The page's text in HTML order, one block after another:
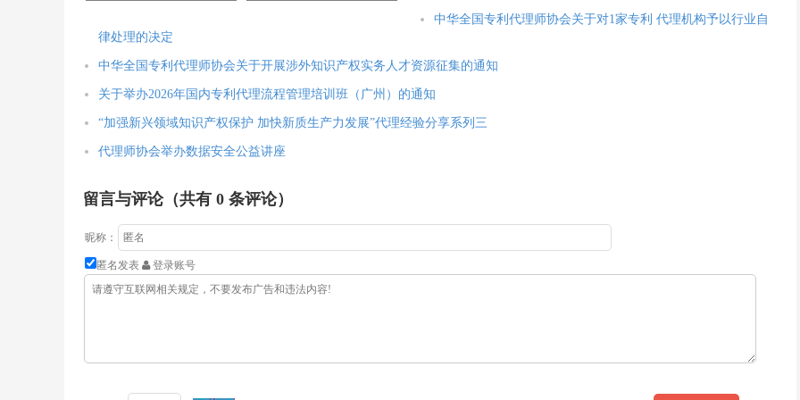
中华全国专利代理师协会关于对1家专利 代理机构予以行业自
律处理的决定
中华全国专利代理师协会关于开展涉外知识产权实务人才资源征集的通知
关于举办2026年国内专利代理流程管理培训班（广州）的通知
“加强新兴领域知识产权保护 加快新质生产力发展”代理经验分享系列三
代理师协会举办数据安全公益讲座
留言与评论（共有 0 条评论）
昵称：
匿名发表 登录账号